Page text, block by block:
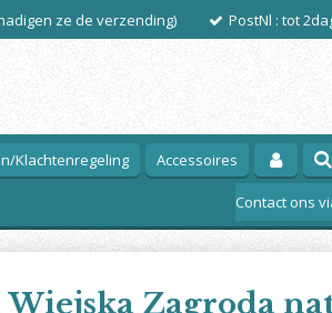
ze de verzending) PostNl : tot
Klachtenregeling Accessoires
Contact ons
Wiejska Zagroda